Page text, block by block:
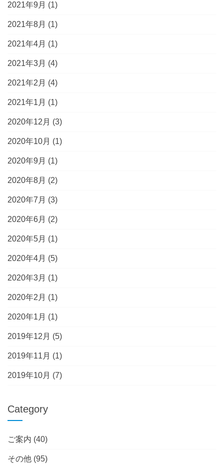
2021年9月 (1)
2021年8月 (1)
2021年4月 (1)
2021年3月 (4)
2021年2月 (4)
2021年1月 (1)
2020年12月 (3)
2020年10月 (1)
2020年9月 (1)
2020年8月 (2)
2020年7月 (3)
2020年6月 (2)
2020年5月 (1)
2020年4月 (5)
2020年3月 (1)
2020年2月 (1)
2020年1月 (1)
2019年12月 (5)
2019年11月 (1)
2019年10月 (7)
Category
ご案内 (40)
その他 (95)